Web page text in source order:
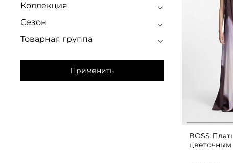
BOSS
Коллекция
Сезон
Товарная группа
Применить